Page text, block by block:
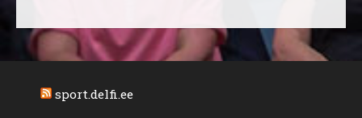
sport.delfi.ee